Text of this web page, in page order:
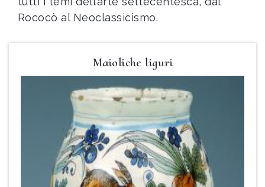
Rococò al Neoclassicismo.
Maioliche liguri